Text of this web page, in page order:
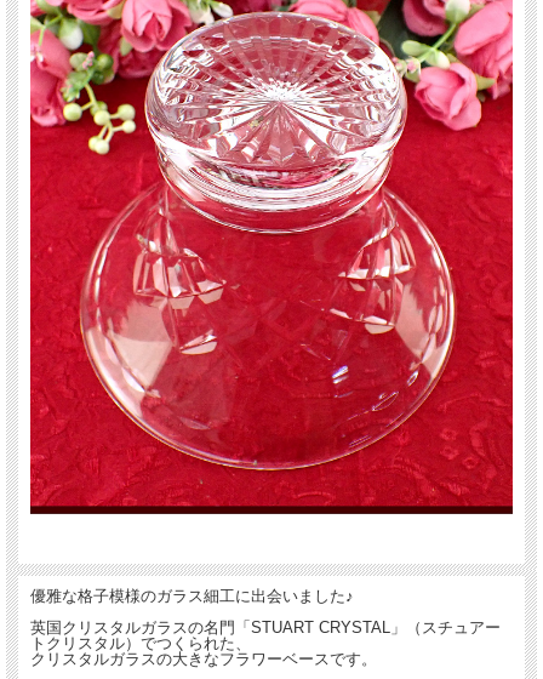
優雅な格子模様のガラス細工に出会いました♪
英国クリスタルガラスの名門「STUART CRYSTAL」（スチュアー
トクリスタル）でつくられた、
クリスタルガラスの大きなフラワーベースです。